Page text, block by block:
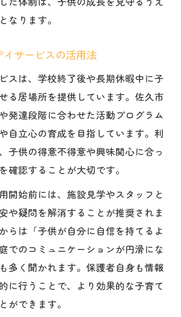
なります。
サービスの活用法
スは、学校終了後や長期休暇中に子
る居場所を提供しています。佐久市
発達段階に合わせた活動プログラム
自立心の育成を目指しています。利
子供の得意不得意や興味関心に合っ
確認することが大切です。
開始前には、施設見学やスタッフと
や疑問を解消することが推奨されま
らは「子供が自分に自信を持てるよ
でのコミュニケーションが円滑にな
多く聞かれます。保護者自身も情報
に行うことで、より効果的な子育て
ができます。